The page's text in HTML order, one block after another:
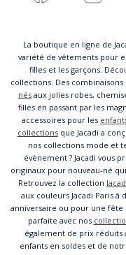
La boutique en ligne de
variété de vêtements pour
filles et les garçons.
collections. Des
nésaux jolies robes,
filles en passant par les
accessoires pour les
collectionsque Jacadi a
nos collections mode et
évènement ? Jacadi vous
originaux pour nouveau-né
Retrouvez la collection
aux couleurs Jacadi Paris à
anniversaire ou pour une fête
parfaite avec nos
également de prix réduits
enfants en soldes et de